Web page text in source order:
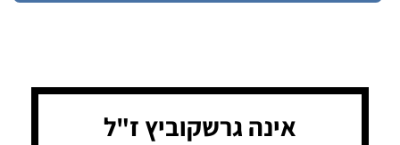
אינה גרשקוביץ ז"ל